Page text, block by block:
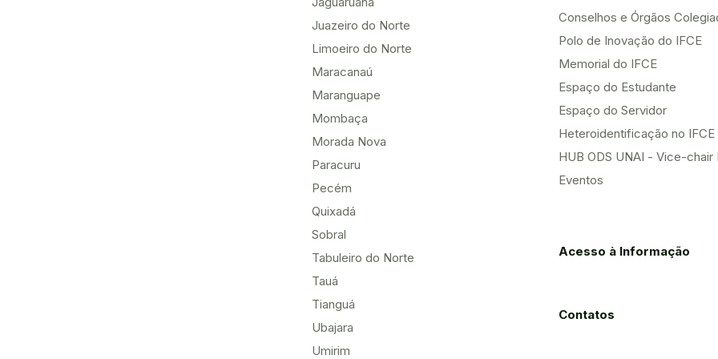
Juazeiro do Norte
Limoeiro do Norte
Maracanaú
Maranguape
Mombaça
Morada Nova
Paracuru
Pecém
Quixadá
Sobral
Tabuleiro do Norte
Tauá
Tianguá
Ubajara
Umirim
Conselhos e Órgãos
Polo de Inovação do IFCE
Memorial do IFCE
Espaço do Estudante
Espaço do Servidor
Heteroidentificação no IFCE
HUB ODS UNAI - Vice-chair
Eventos
Acesso à Informação
Contatos